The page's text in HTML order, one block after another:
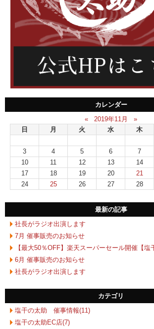
カレンダー
«
2019年11月
»
日
月 火 水 木
3
4 5 6 7
10
11 12 13 14
17
18 19 20 21
24
25 26 27 28
最新の記事
社長がラジオ出演します
7月 催事販売のお知らせ
【最大50％OFF】楽天スーパーセール開催【塩
6月 催事販売のお知らせ
社長がラジオ出演します
カテゴリ
塩干の太助 催事情報(11)
塩干の太助EC店(7)